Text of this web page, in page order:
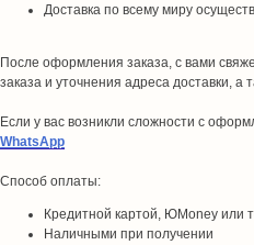
Доставка по всему миру
После оформления заказа, с вами
заказа и уточнения адреса доставки, а
Если у вас возникли сложности с
WhatsApp
Способ оплаты:
Кредитной картой, ЮMoney
Наличными при получении